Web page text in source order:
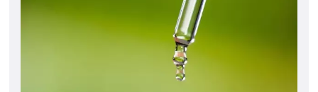
reduz a pressão intraocular Epilepsia: Epidiolex
aprovado pela FDA para síndrome de...